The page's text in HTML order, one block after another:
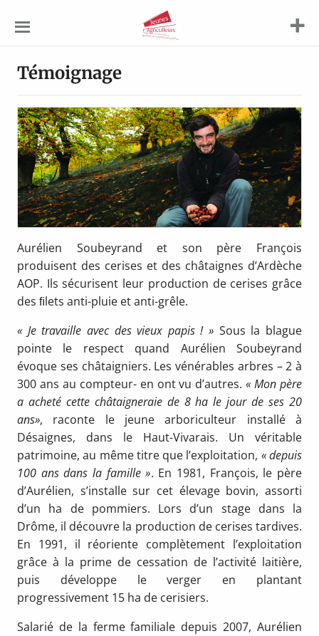
Agriculteurs
Témoignage
Aurélien Soubeyrand et son père François
produisent des cerises et des châtaignes d’Ardèche
AOP. Ils sécurisent leur production de cerises grâce
des ﬁlets anti-pluie et anti-grêle.
« Je travaille avec des vieux papis ! » Sous la blague
pointe le respect quand Aurélien Soubeyrand
évoque ses châtaigniers. Les vénérables arbres – 2 à
300 ans au compteur- en ont vu d’autres.« Mon père
a acheté cette châtaigneraie de 8 ha le jour de ses 20
ans», raconte le jeune arboriculteur installé à
Désaignes, dans le Haut-Vivarais. Un véritable
patrimoine, au même titre que l’exploitation, « depuis
100 ans dans la famille ». En 1981, François, le père
d’Aurélien, s’installe sur cet élevage bovin, assorti
d’un ha de pommiers. Lors d’un stage dans la
Drôme, il découvre la production de cerises tardives.
En 1991, il réoriente complètement l’exploitation
grâce à la prime de cessation de l’activité laitière,
puis développe le verger en plantant
progressivement 15 ha de cerisiers.
Salarié de la ferme familiale depuis 2007, Aurélien